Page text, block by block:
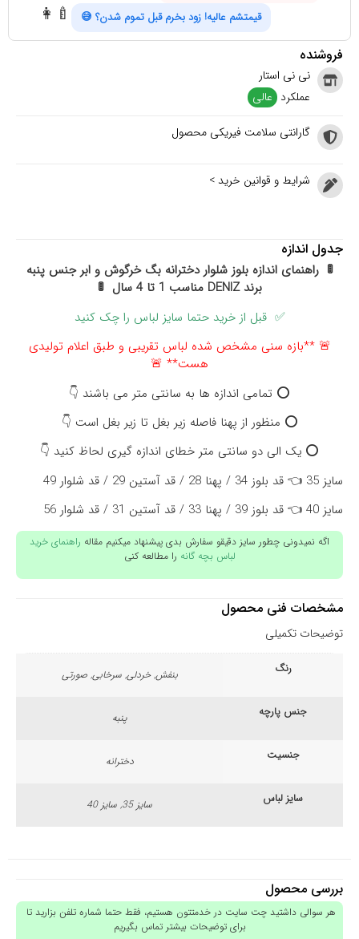
فروشنده
نی نی استار
عملکرد عالی
گارانتی سلامت فیریکی محصول
شرایط و قوانین خرید >
👩‍🍼 قیمتشم عالیه! زود بخرم قبل تموم شدن؟ 😅
جدول اندازه
🚦 راهنمای اندازه بلوز شلوار دخترانه بگ خرگوش و ابر جنس پنبه
برند DENIZ مناسب 1 تا 4 سال 🚦
✅ قبل از خرید حتما سایز لباس را چک کنید
🚨 **بازه سنی مشخص شده لباس تقریبی و طبق اعلام تولیدی
هست** 🚨
⭕ تمامی اندازه ها به سانتی متر می باشند 👇
⭕ منظور از پهنا فاصله زیر بغل تا زیر بغل است 👇
⭕ یک الی دو سانتی متر خطای اندازه گیری لحاظ کنید 👇
سایز 35 👈 قد بلوز 34 / پهنا 28 / قد آستین 29 / قد شلوار 49
سایز 40 👈 قد بلوز 39 / پهنا 33 / قد آستین 31 / قد شلوار 56
اگه نمیدونی چطور سایز دقیقو سفارش بدی پیشنهاد میکنیم مقاله راهنمای خرید
لباس بچه گانه را مطالعه کنی
مشخصات فنی محصول
توضیحات تکمیلی
رنگ بنفش, خردلی, سرخابی, صورتی
جنس پارچه پنبه
جنسیت دخترانه
سایز لباس سایز 35, سایز 40
بررسی محصول
هر سوالی داشتید چت سایت در خدمتتون هستیم، فقط حتما شماره تلفن بزارید تا
برای توضیحات بیشتر تماس بگیریم